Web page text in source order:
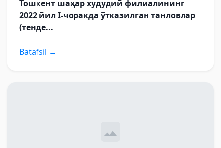
Тошкент шаҳар худудий филиалининг
2022 йил I-чоракда ўтказилган танловлар
(тенде...
Batafsil →